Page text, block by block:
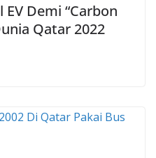
Demi “Carbon
Qatar 2022